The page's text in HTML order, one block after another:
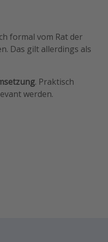
formal vom Rat der
Das gilt allerdings als
. Praktisch
werden.